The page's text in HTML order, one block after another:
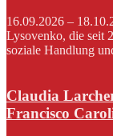
16.09.2026 –
Lysovenko, die seit
soziale Handlung
Claudia
Francisco